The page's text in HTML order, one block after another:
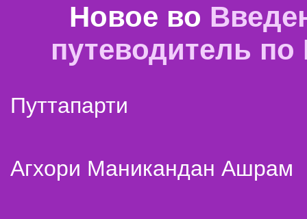
Новое во
путеводитель
Путтапарти
Агхори Маникандан Ашрам